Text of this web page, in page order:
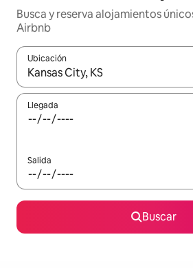
Busca y reserva alojamientos
Airbnb
Ubicación
Cuando los resultados estén
Llegada
Salida
Buscar